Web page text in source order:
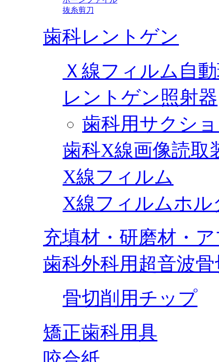
抜糸剪刀
歯科レントゲン
Ｘ線フィルム自
レントゲン照射器
歯科用サクシ
歯科X線画像読取
X線フィルム
X線フィルムホル
充填材・研磨材・
歯科外科用超音波
骨切削用チップ
矯正歯科用具